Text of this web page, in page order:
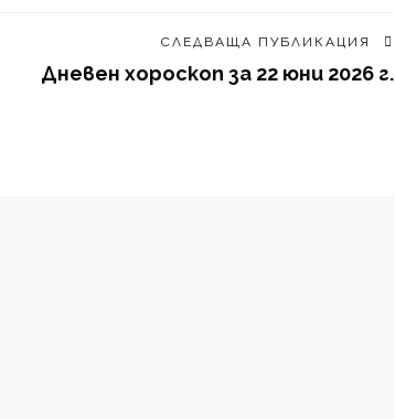
СЛЕДВАЩА ПУБЛИКАЦИЯ
Дневен хороскоп за 22 юни 2026 г.